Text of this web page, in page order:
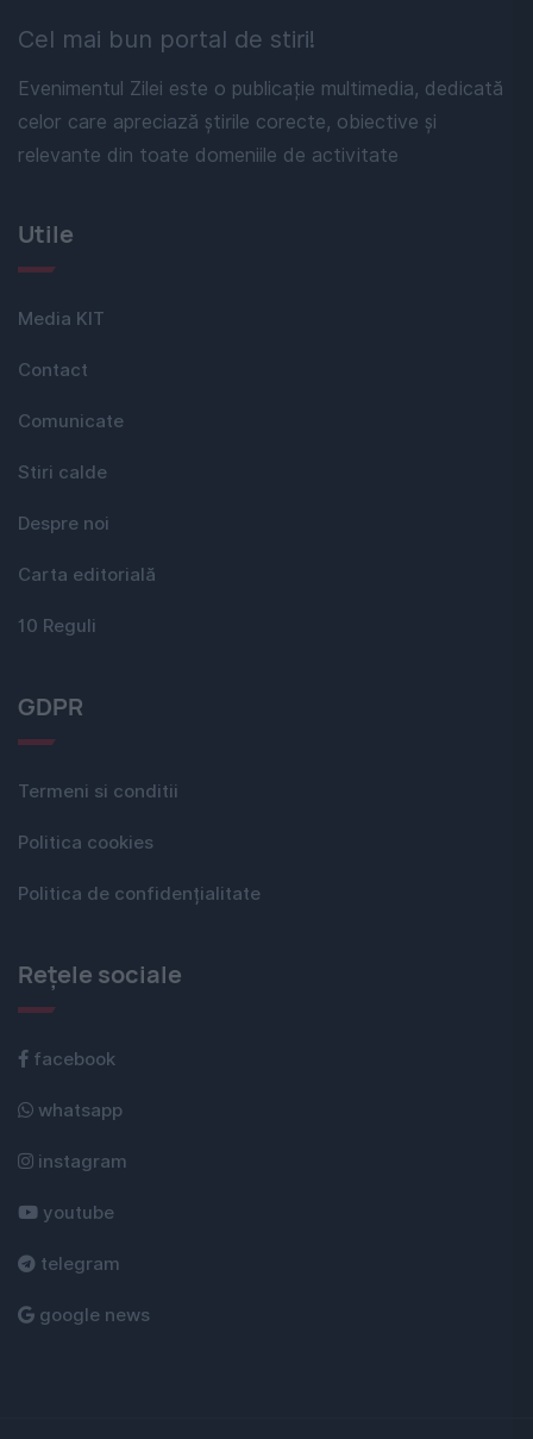
Cel mai bun portal de stiri!
Evenimentul Zilei este o publicație multimedia, dedicată
celor care apreciază știrile corecte, obiective și
relevante din toate domeniile de activitate
Utile
Media KIT
Contact
Comunicate
Stiri calde
Despre noi
Carta editorială
10 Reguli
GDPR
Termeni si conditii
Politica cookies
Politica de confidențialitate
Rețele sociale
facebook
whatsapp
instagram
youtube
telegram
google news